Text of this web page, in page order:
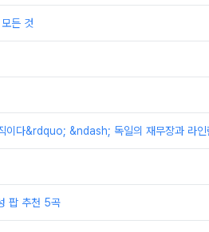
든 것
다&rdquo; &ndash; 독일의 재무장과 라인
팝 추천 5곡